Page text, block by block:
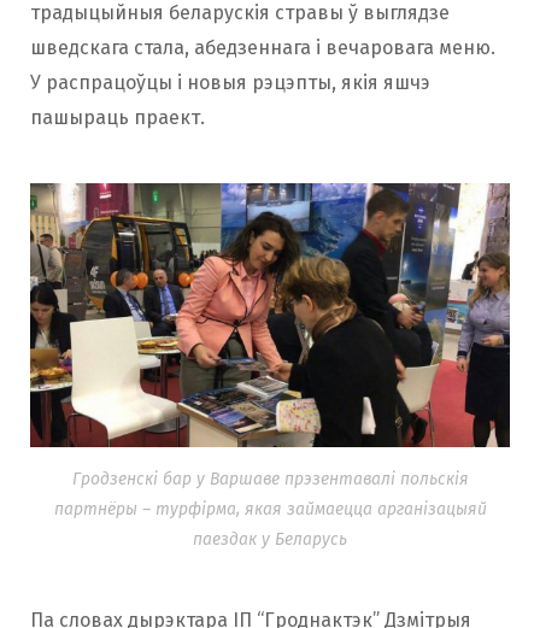
традыцыйныя беларускія стравы ў выглядзе
шведскага стала, абедзеннага і вечаровага меню.
У распрацоўцы і новыя рэцэпты, якія яшчэ
пашыраць праект.
Гродзенскі бар у Варшаве прэзентавалі польскія
партнёры – турфірма, якая займаецца арганізацыяй
паездак у Беларусь
Па словах дырэктара ІП “Гроднактэк” Дзмітрыя